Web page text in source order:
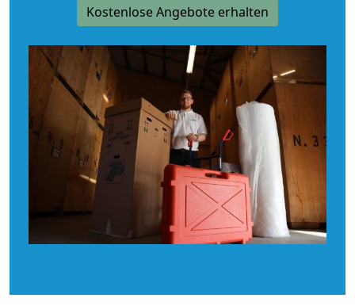
Kostenlose Angebote erhalten